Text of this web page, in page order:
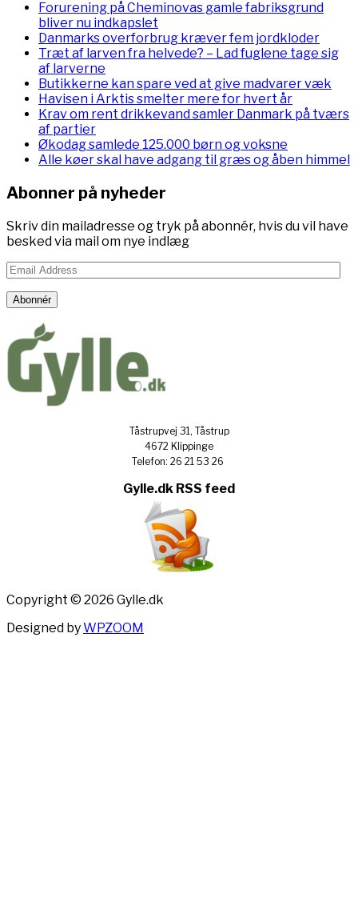
Forurening på Cheminovas gamle fabriksgrund
bliver nu indkapslet
Danmarks overforbrug kræver fem jordkloder
Træt af larven fra helvede? – Lad fuglene tage sig
af larverne
Butikkerne kan spare ved at give madvarer væk
Havisen i Arktis smelter mere for hvert år
Krav om rent drikkevand samler Danmark på tværs
af partier
Økodag samlede 125.000 børn og voksne
Alle køer skal have adgang til græs og åben himmel
Abonner på nyheder
Skriv din mailadresse og tryk på abonnér, hvis du vil have
besked via mail om nye indlæg
Email
Address
Abonnér
Tåstrupvej 31, Tåstrup
4672 Klippinge
Telefon: 26 21 53 26
Gylle.dk RSS feed
Copyright © 2026 Gylle.dk
Designed byWPZOOM